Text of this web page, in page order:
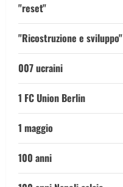
"reset"
"Ricostruzione e sviluppo"
007 ucraini
1 FC Union Berlin
1 maggio
100 anni